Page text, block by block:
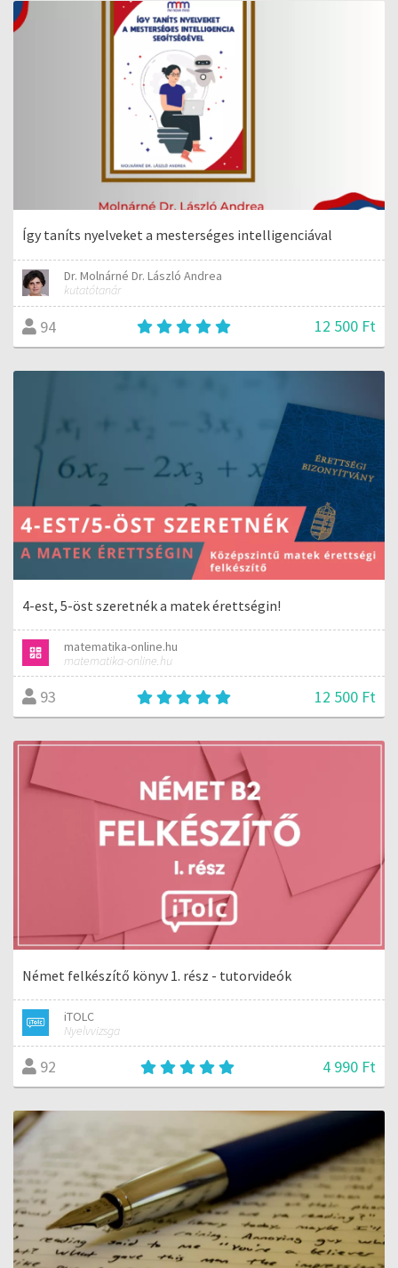
Így taníts nyelveket a mesterséges intelligenciával
Dr. Molnárné Dr. László Andrea
kutatótanár
94 12 500 Ft
4-est, 5-öst szeretnék a matek érettségin!
matematika-online.hu
matematika-online.hu
93 12 500 Ft
Német felkészítő könyv 1. rész - tutorvideók
iTOLC
Nyelvvizsga
92 4 990 Ft